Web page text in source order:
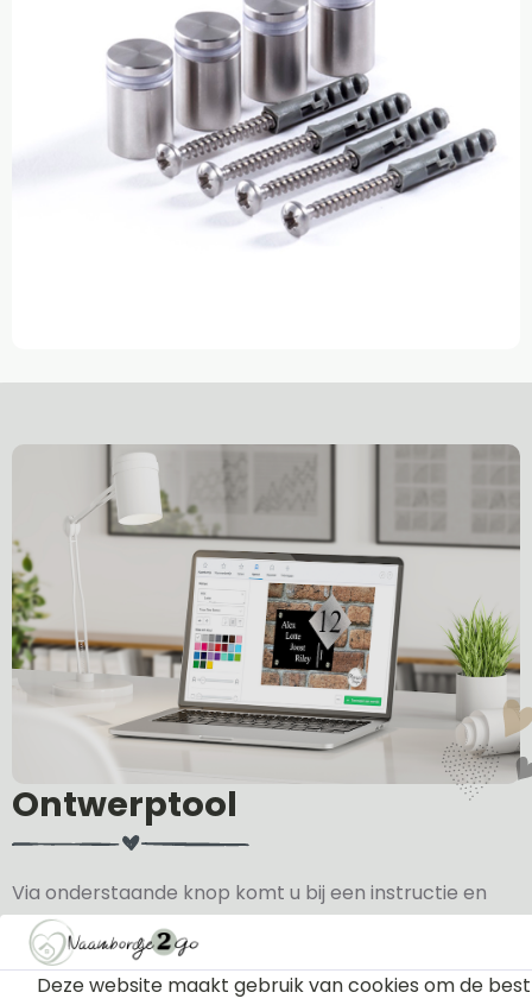
Ontwerptool
Via onderstaande knop komt u bij een instructie en
een tutorial die u een rondleiding geeft door de
ontwerptool. Hierdoor weet u precies hoe u zelf uw
naambordje helemaal kunt aanpassen en naar uw
Deze website maakt gebruik van cookies om de best